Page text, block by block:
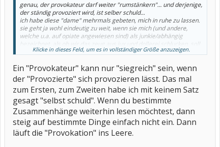
genau, der provokateur darf weiter "rumstänkern"... und derjenige,
der ständig provoziert wird, ist selber schuld...
ich habe diese "dame" mehrmals gebeten, mich in ruhe zu lassen.
sie geht ja wohl eindeutig zu weit, wenn sie mich (und andere,
welche u.a. auf opiate angewiesen sind) als junkie/abhängig
bezeichnet, als ob wir das zeug aus jux und dollerei schlucken, soll
sie froh sein, das sie keine schmerzen kennt...
und weil ich mich nicht aussperren lassen will, und genau das wäre
es, wenn ICH bestimmte zusammenhänge nicht mehr erkennen
kann, weil bestimmte beiträge nicht angezeigt werden, muss ich
mich jetzt auch noch als "selbst schuld" betiteln lassen?
na dann... kuschelt mal weiter, mir ist meine zeit jetzt echt zu
schade. DAS habe ich nicht nötig. und viel spass beim erkennen,
wenn sich dieser troll den nächsten rauspickt.
und dann wundert ihr euch, wenn hier immer öfter leute
Klicke in dieses Feld, um es in vollständiger Größe anzuzeigen.
Ein "Provokateur" kann nur "siegreich" sein, wenn
der "Provozierte" sich provozieren lässt. Das mal
zum Ersten, zum Zweiten habe ich mit keinem Satz
gesagt "selbst schuld". Wenn du bestimmte
Zusammenhänge weiterhin lesen möchtest, dann
steig auf bestimmte Dinge einfach nicht ein. Dann
läuft die "Provokation" ins Leere.